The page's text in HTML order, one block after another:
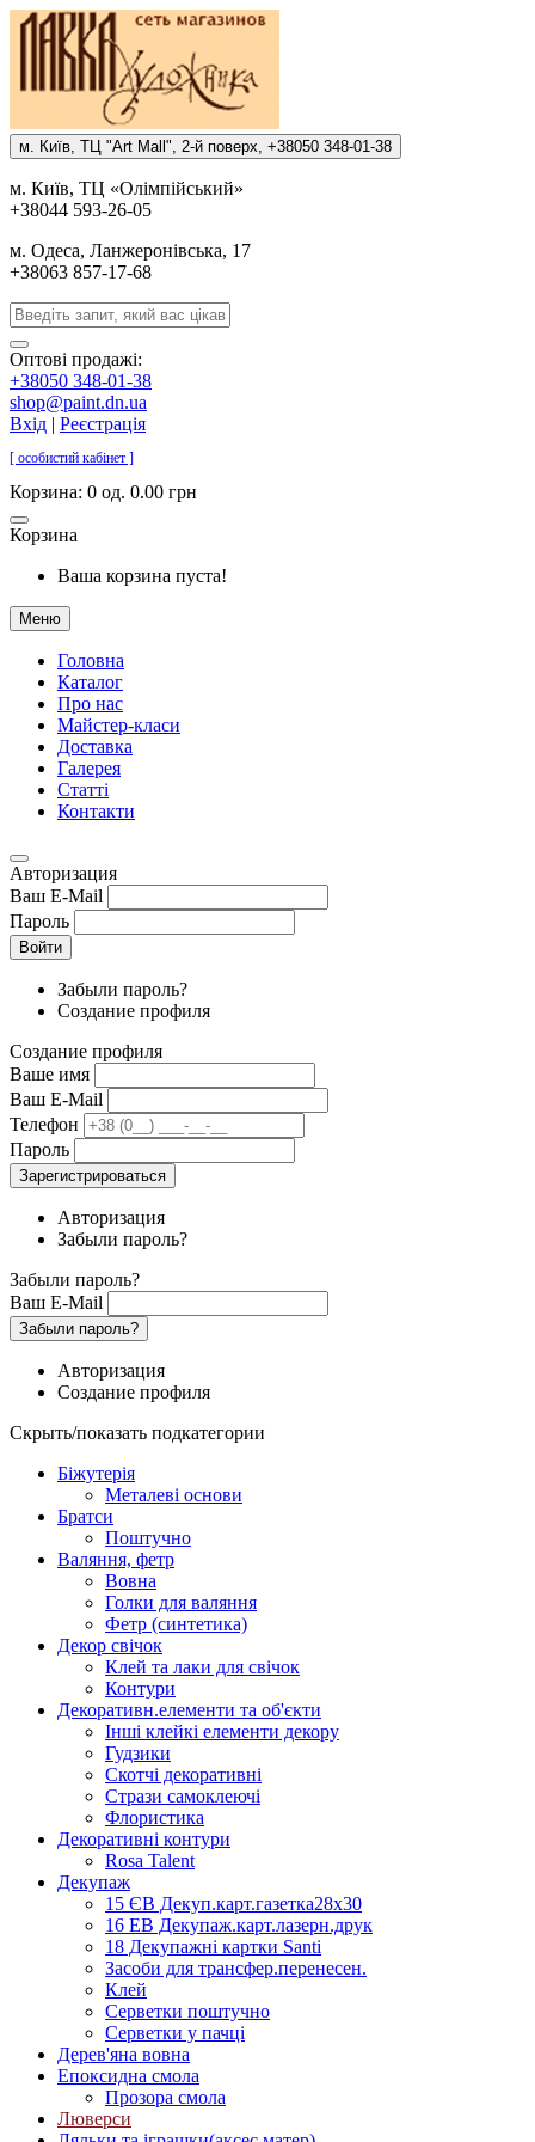
м. Киïв, ТЦ "Art Mall", 2-й поверх, +38050 348-01-38
м. Киïв, ТЦ «Олiмпiйський»
+38044 593-26-05
м. Одеса, Ланжеронiвська, 17
+38063 857-17-68
Оптові продажі:
+38050 348-01-38
shop@paint.dn.ua
Вхід | Реєстрація
[ особистий кабінет ]
Корзина: 0 од. 0.00 грн
Корзина
Ваша корзина пуста!
Меню
Головна
Каталог
Про нас
Майстер-класи
Доставка
Галерея
Статтi
Контакти
Авторизация
Ваш E-Mail
Пароль
Войти
Забыли пароль?
Создание профиля
Создание профиля
Ваше имя
Ваш E-Mail
Телефон
Пароль
Зарегистрироваться
Авторизация
Забыли пароль?
Забыли пароль?
Ваш E-Mail
Забыли пароль?
Авторизация
Создание профиля
Скрыть/показать подкатегории
Біжутерія
Металеві основи
Братси
Поштучно
Валяння, фетр
Вовна
Голки для валяння
Фетр (синтетика)
Декор свічок
Клей та лаки для свічок
Контури
Декоративн.елементи та об'єкти
Інші клейкі елементи декору
Гудзики
Скотчі декоративні
Стрази самоклеючі
Флористика
Декоративні контури
Rosa Talent
Декупаж
15 ЄВ Декуп.карт.газетка28х30
16 ЕВ Декупаж.карт.лазерн.друк
18 Декупажні картки Santi
Засоби для трансфер.перенесен.
Клей
Серветки поштучно
Серветки у пачці
Дерев'яна вовна
Епоксидна смола
Прозора смола
Люверси